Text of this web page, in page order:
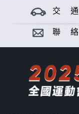
交 通
聯 絡